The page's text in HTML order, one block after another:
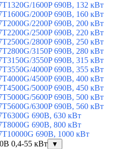
1600P 690В, 132 кВт
2000P 690В, 160 кВт
2200P 690В, 200 кВт
2500P 690В, 220 кВт
2800P 690В, 250 кВт
3150P 690В, 280 кВт
3550P 690В, 315 кВт
4000P 690В, 355 кВт
4500P 690В, 400 кВт
5000P 690В, 450 кВт
5600P 690В, 500 кВт
6300P 690В, 560 кВт
690В, 630 кВт
690В, 800 кВт
690В, 1000 кВт
0,4-55 кВт
▼